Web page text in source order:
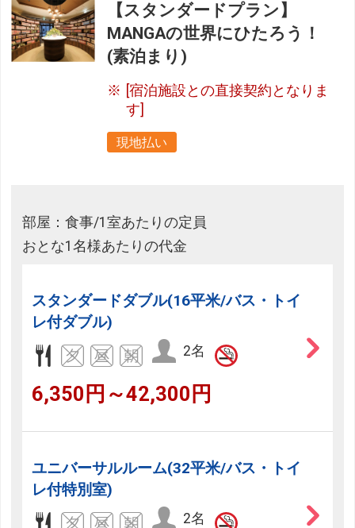
【スタンダードプラン】
MANGAの世界にひたろう！
(素泊まり)
[宿泊施設との直接契約となりま
す]
現地払い
部屋：食事/1室あたりの定員
おとな1名様あたりの代金
スタンダードダブル(16平米/バス・トイ
レ付ダブル)
2名
6,350円～42,300円
ユニバーサルルーム(32平米/バス・トイ
レ付特別室)
2名